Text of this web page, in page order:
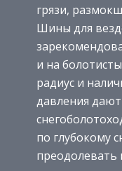
грязи,
Шины для
и на
радиус и
давления
по глубокому